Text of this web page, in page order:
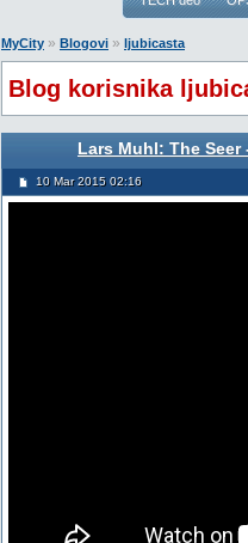
MyCity » Blogovi » ljubicasta
Blog korisnika
Lars Muhl: The Seer
10 Mar 2015 02:16